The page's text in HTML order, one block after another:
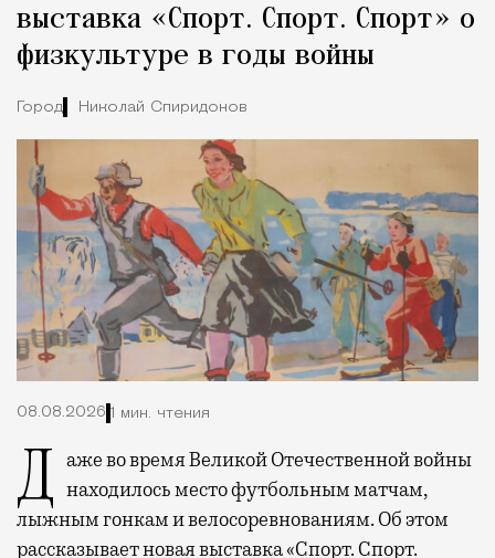
выставка «Спорт. Спорт. Спорт» о
физкультуре в годы войны
Город Николай Спиридонов
08.08.2026 1 мин. чтения
Даже во время Великой Отечественной войны находилось место футбольным матчам,
лыжным гонкам и велосоревнованиям. Об этом
рассказывает новая выставка «Спорт. Спорт.